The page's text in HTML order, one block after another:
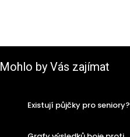
Mohlo by Vás zajímat
Existují půjčky pro seniory?